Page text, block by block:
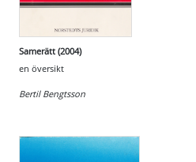
Samerätt (2004)
en översikt
Bertil Bengtsson